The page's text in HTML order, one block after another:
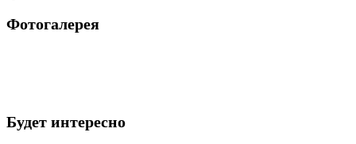
Фотогалерея
Будет интересно